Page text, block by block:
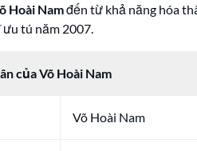
Hoài Namđến từ khả năng hóa
tú năm 2007.
của Võ Hoài Nam
Võ Hoài Nam